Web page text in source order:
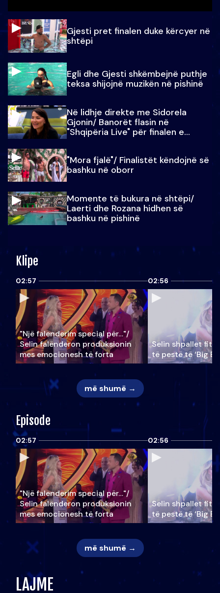
Gjesti pret finalen duke kërcyer në
shtëpi
Egli dhe Gjesti shkëmbejnë puthje
teksa shijojnë muzikën në pishinë
Në lidhje direkte me Sidorela
Gjonin/ Banorët flasin në
"Shqipëria Live" për finalen e
"Mora fjalë"/ Finalistët këndojnë së
bashku në oborr
Momente të bukura në shtëpi/
Laerti dhe Rozana hidhen së
bashku në pishinë
Klipe
02:57
"Një falenderim special për…"/
Selin falënderon produksionin
mes emocionesh të forta
02:56
Selin shpallet
të pestë të ‘Big
më shumë →
Episode
02:57
"Një falenderim special për…"/
Selin falënderon produksionin
mes emocionesh të forta
02:56
Selin shpallet
të pestë të ‘Big
më shumë →
LAJME